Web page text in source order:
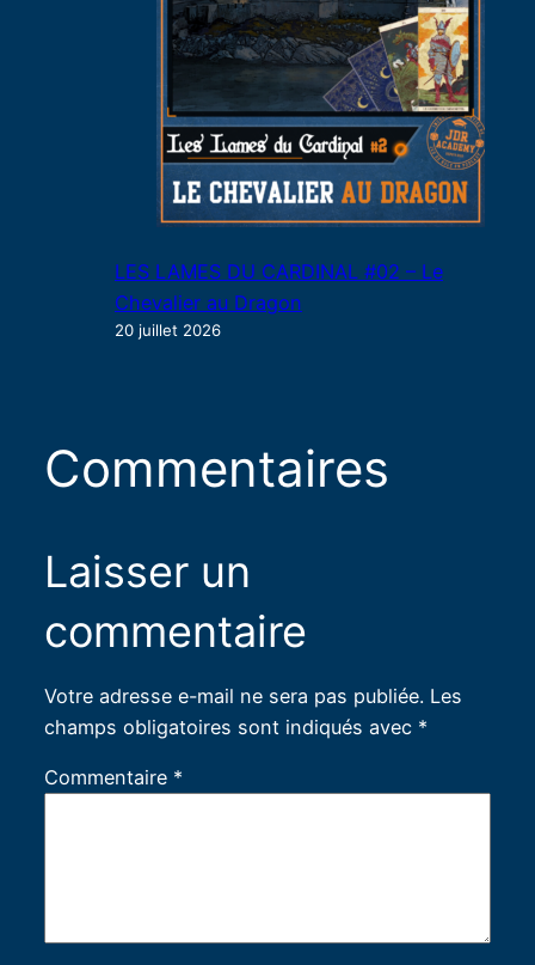
LES LAMES DU CARDINAL #02 – Le
Chevalier au Dragon
20 juillet 2026
Commentaires
Laisser un
commentaire
Votre adresse e-mail ne sera pas publiée. Les
champs obligatoires sont indiqués avec *
Commentaire *